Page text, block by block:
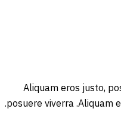
Aliquam eros justo,
posuere viverra .Aliquam